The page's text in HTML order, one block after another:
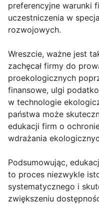
preferencyjne warunki
uczestniczenia w
rozwojowych.
Wreszcie, ważne jest
zachęcał firmy do
proekologicznych
finansowe, ulgi
w technologie
państwa może
edukacji firm o
wdrażania
Podsumowując,
to proces niezwykle
systematycznego i
zwiększeniu